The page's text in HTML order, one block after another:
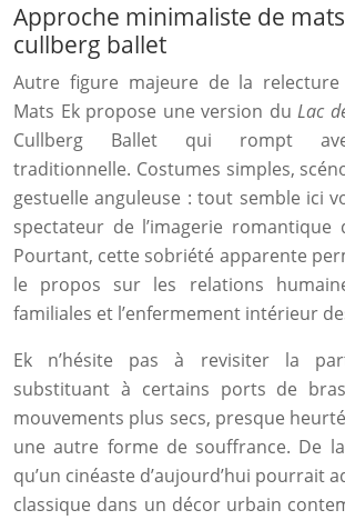
Approche minimaliste de
cullberg ballet
Autre figure majeure de la relecture
Mats Ek propose une version du Lac
Cullberg Ballet qui rompt
traditionnelle. Costumes simples,
gestuelle anguleuse : tout semble ici
spectateur de l’imagerie romantique
Pourtant, cette sobriété apparente
le propos sur les relations
familiales et l’enfermement intérieur
Ek n’hésite pas à revisiter la
substituant à certains ports de
mouvements plus secs, presque
une autre forme de souffrance. De
qu’un cinéaste d’aujourd’hui pourrait
classique dans un décor urbain